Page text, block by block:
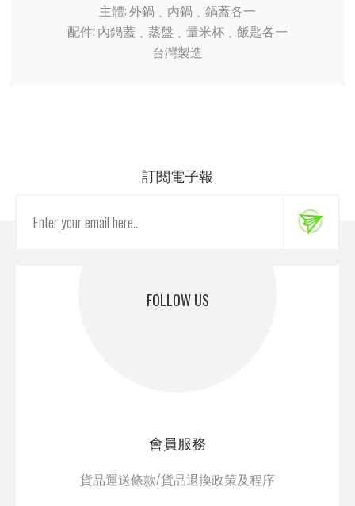
主體: 外鍋﹑內鍋﹑鍋蓋各一
配件: 內鍋蓋﹑蒸盤﹑量米杯﹑飯匙各一
台灣製造
訂閱電子報
FOLLOW US
會員服務
貨品運送條款/貨品退換政策及程序